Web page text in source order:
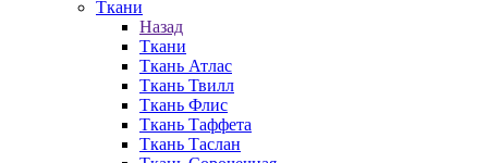
Ткани
Назад
Ткани
Ткань Атлас
Ткань Твилл
Ткань Флис
Ткань Таффета
Ткань Таслан